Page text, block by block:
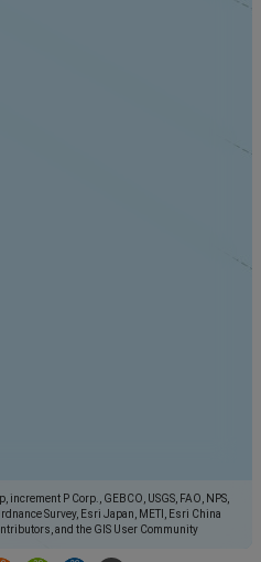
increment P Corp., GEBCO, USGS, FAO, NPS,
Survey, Esri Japan, METI, Esri China
and the GIS User Community